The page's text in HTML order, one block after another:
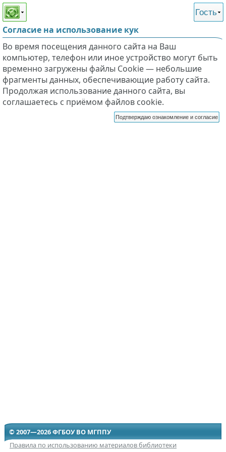
Этот сайт поддерживает
слабовидящих
Гость
Согласие на использование кук
Во время посещения данного сайта на Ваш
компьютер, телефон или иное устройство могут быть
временно загружены файлы Cookie — небольшие
фрагменты данных, обеспечивающие работу сайта.
Продолжая использование данного сайта, вы
соглашаетесь с приёмом файлов cookie.
Подтверждаю ознакомление и согласие
© 2007—2026 ФГБОУ ВО МГППУ
Правила по использованию материалов библиотеки